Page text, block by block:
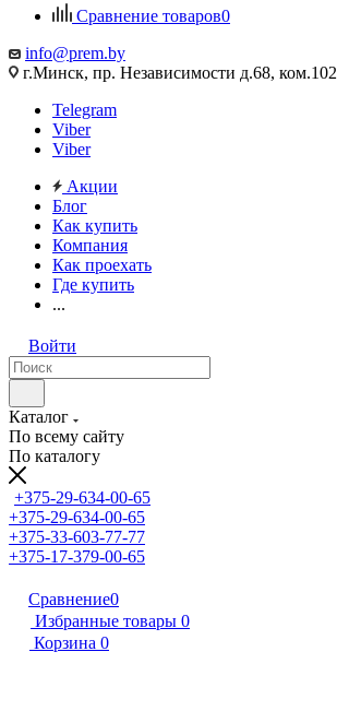
Сравнение товаров0
info@prem.by
г.Минск, пр. Независимости д.68, ком.102
Telegram
Viber
Viber
Акции
Блог
Как купить
Компания
Как проехать
Где купить
...
Войти
Каталог
По всему сайту
По каталогу
+375-29-634-00-65
+375-29-634-00-65
+375-33-603-77-77
+375-17-379-00-65
Сравнение0
Избранные товары 0
Корзина 0